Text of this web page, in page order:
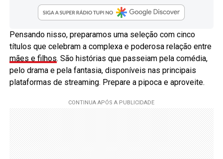
Pensando nisso, preparamos uma seleção com cinco
títulos que celebram a complexa e poderosa relação entre
mães e filhos. São histórias que passeiam pela comédia,
pelo drama e pela fantasia, disponíveis nas principais
plataformas de streaming. Prepare a pipoca e aproveite.